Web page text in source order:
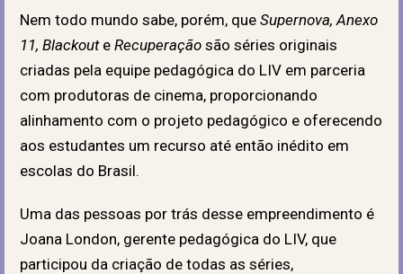
Nem todo mundo sabe, porém, que Supernova, Anexo
11, Blackout e Recuperação são séries originais
criadas pela equipe pedagógica do LIV em parceria
com produtoras de cinema, proporcionando
alinhamento com o projeto pedagógico e oferecendo
aos estudantes um recurso até então inédito em
escolas do Brasil.
Uma das pessoas por trás desse empreendimento é
Joana London, gerente pedagógica do LIV, que
participou da criação de todas as séries,